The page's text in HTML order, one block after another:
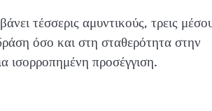
τέσσερις αμυντικούς, τρεις
όσο και στη σταθερότητα στην
ισορροπημένη προσέγγιση.